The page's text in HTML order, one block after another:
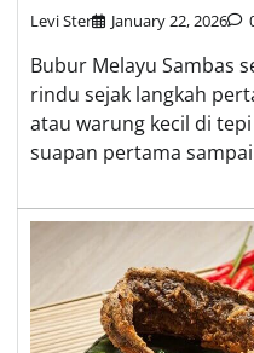
Levi Ster January 22, 2026
Bubur Melayu Sambas
rindu sejak langkah
atau warung kecil di
suapan pertama